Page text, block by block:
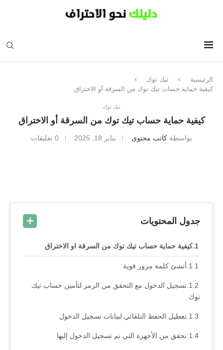
الرئيسية
تيك توك
كيفية حماية حساب تيك توك من السرقة أو الاختراق
تيك توك
كيفية حماية حساب تيك توك من السرقة أو الاختراق
بواسطة كاتب محتوى يناير 18, 2025 0 تعليقات
جدول المحتويات
كيفية حماية حساب تيك توك من السرقة او الاختراق
أنشئ كلمة مرور قوية
تسجيل الدخول مع التحقق من الرمز لتأمين حساب تيك
توك
تعطيل الحفظ التلقائي لبيانات تسجيل الدخول
تحقق من الأجهزة التي تم تسجيل الدخول إليها